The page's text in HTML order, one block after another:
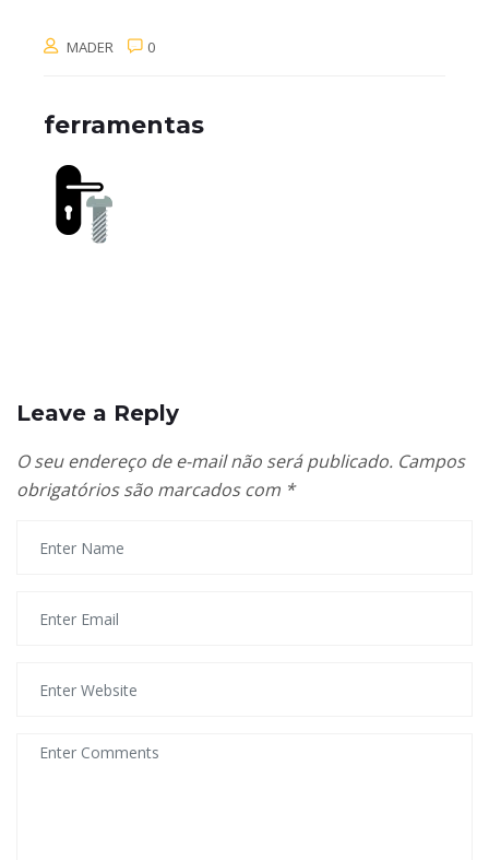
MADER 0
ferramentas
Leave a Reply
O seu endereço de e-mail não será publicado. Campos
obrigatórios são marcados com *